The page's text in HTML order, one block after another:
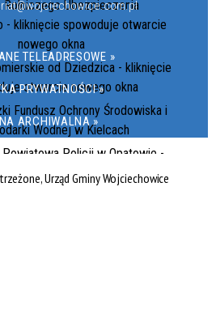
TELEADRESOWE »
PRYWATNOŚCI »
ARCHIWALNA »
Urząd Gminy Wojciechowice